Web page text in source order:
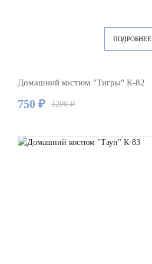
ПОДРОБНЕЕ
Домашний костюм "Тигры" К-82
750 ₽ 1200 ₽